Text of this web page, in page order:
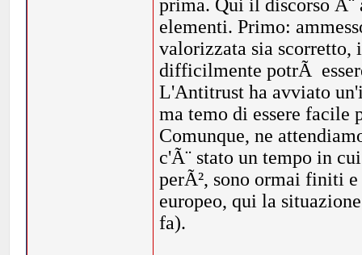
prima. Qui il discorso Ã¨
elementi. Primo:
valorizzata sia scorretto,
difficilmente potrÃ
L'Antitrust ha avviato
ma temo di essere facile
Comunque, ne
c'Ã¨ stato un tempo in
perÃ², sono ormai finiti
europeo, qui la
fa).